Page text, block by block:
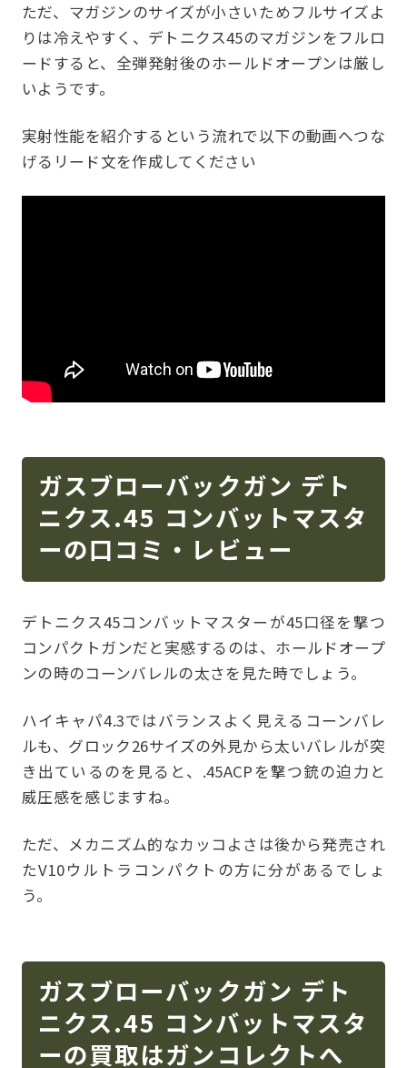
ただ、マガジンのサイズが小さいためフルサイズよ
りは冷えやすく、デトニクス45のマガジンをフルロ
ードすると、全弾発射後のホールドオープンは厳し
いようです。
実射性能を紹介するという流れで以下の動画へつな
げるリード文を作成してください
ガスブローバックガン デト
ニクス.45 コンバットマスタ
ーの口コミ・レビュー
デトニクス45コンバットマスターが45口径を撃つ
コンパクトガンだと実感するのは、ホールドオープ
ンの時のコーンバレルの太さを見た時でしょう。
ハイキャパ4.3ではバランスよく見えるコーンバレ
ルも、グロック26サイズの外見から太いバレルが突
き出ているのを見ると、.45ACPを撃つ銃の迫力と
威圧感を感じますね。
ただ、メカニズム的なカッコよさは後から発売され
たV10ウルトラコンパクトの方に分があるでしょ
う。
ガスブローバックガン デト
ニクス.45 コンバットマスタ
ーの買取はガンコレクトへ